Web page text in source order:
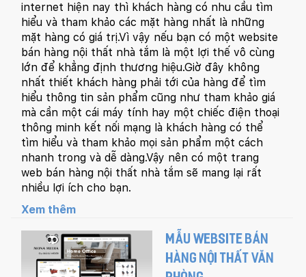
internet hiện nay thì khách hàng có nhu cầu tìm
hiểu và tham khảo các mặt hàng nhất là những
mặt hàng có giá trị.Vì vậy nếu bạn có một website
bán hàng nội thất nhà tắm là một lợi thế vô cùng
lớn để khẳng định thương hiệu.Giờ đây không
nhất thiết khách hàng phải tới của hàng để tìm
hiểu thông tin sản phẩm cũng như tham khảo giá
mà cần một cái máy tính hay một chiếc điện thoại
thông minh kết nối mạng là khách hàng có thể
tìm hiểu và tham khảo mọi sản phẩm một cách
nhanh trong và dễ dàng.Vậy nên có một trang
web bán hàng nội thất nhà tắm sẽ mang lại rất
nhiều lợi ích cho bạn.
Xem thêm
MẪU WEBSITE BÁN
HÀNG NỘI THẤT VĂN